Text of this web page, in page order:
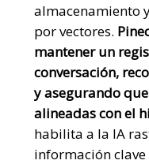
almacenamiento
por vectores.
mantener un
conversación,
y asegurando
alineadas con el
habilita a la IA
información